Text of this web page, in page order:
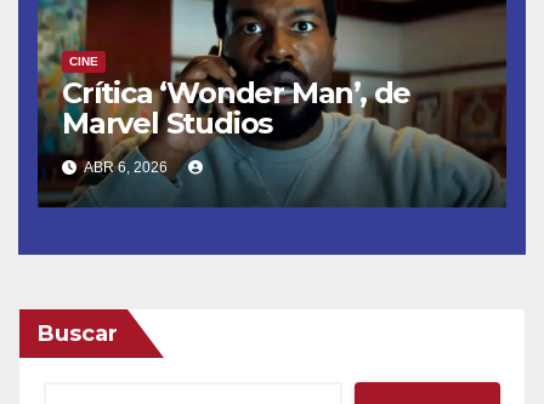
CINE
Crítica ‘Wonder Man’, de
Marvel Studios
ABR 6, 2026
Buscar